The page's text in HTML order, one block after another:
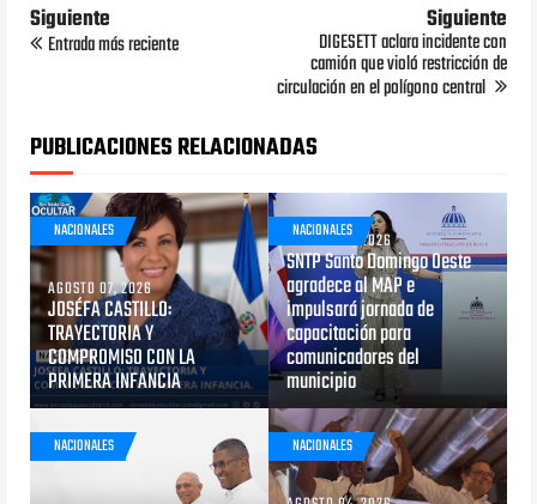
Siguiente
Entrada más reciente
Siguiente
DIGESETT aclara incidente con
camión que violó restricción de
circulación en el polígono central
PUBLICACIONES RELACIONADAS
NACIONALES
AGOSTO 07, 2026
JOSÉFA CASTILLO:
TRAYECTORIA Y
COMPROMISO CON LA
PRIMERA INFANCIA
NACIONALES
AGOSTO 05, 2026
SNTP Santo Domingo Oeste
agradece al MAP e
impulsará jornada de
capacitación para
comunicadores del
municipio
NACIONALES NACIONALES